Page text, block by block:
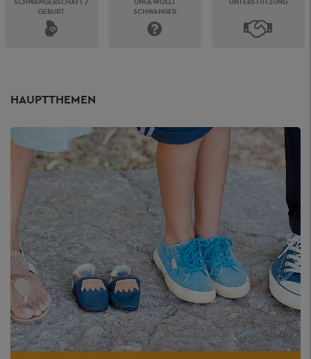
GEBURT
SCHWANGER
HAUPTTHEMEN